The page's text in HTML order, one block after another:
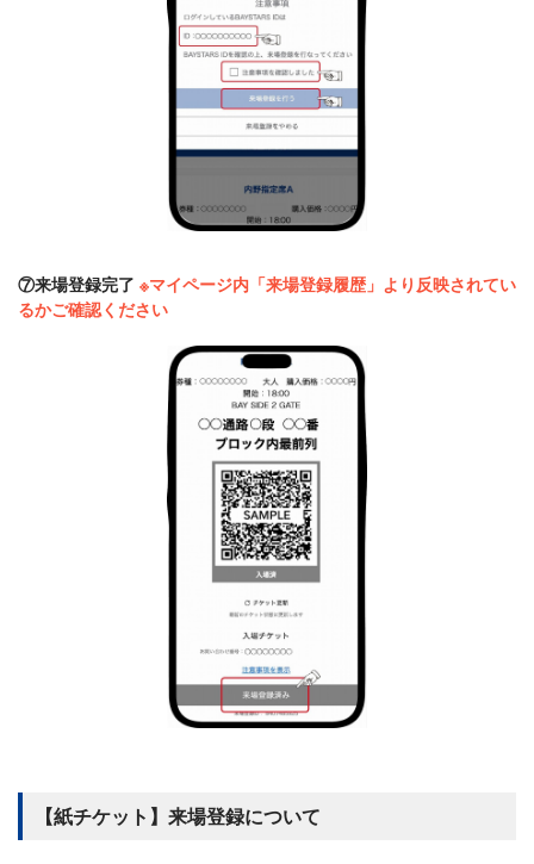
⑦来場登録完了 ※マイページ内「来場登録履歴」より反映されてい
るかご確認ください
【紙チケット】来場登録について